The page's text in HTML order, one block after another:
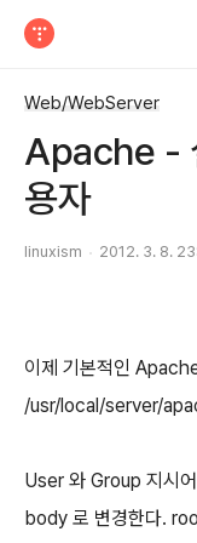
Web/WebServer
Apache -
용자
linuxism 2012. 3. 8.
이제 기본적인
/usr/local/server/
User 와 Group 지시
body 로 변경한다.